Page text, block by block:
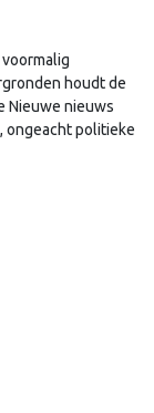
houdt de
Nieuwe nieuws
ongeacht politieke